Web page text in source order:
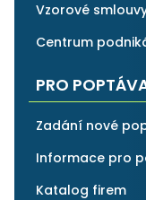
Vzorové
Centrum
PRO
Zadání nové
Informace pro
Katalog firem